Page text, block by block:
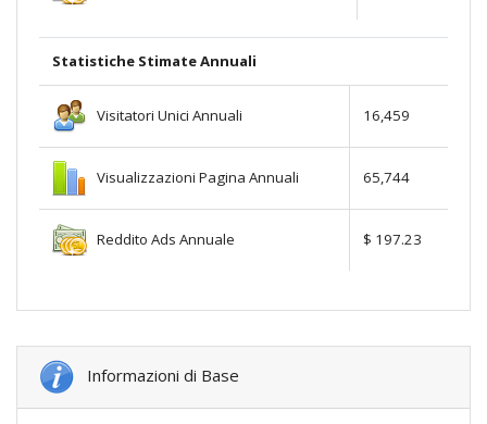
Statistiche Stimate Annuali
Visitatori Unici Annuali 16,459
Visualizzazioni Pagina Annuali 65,744
Reddito Ads Annuale $ 197.23
Informazioni di Base